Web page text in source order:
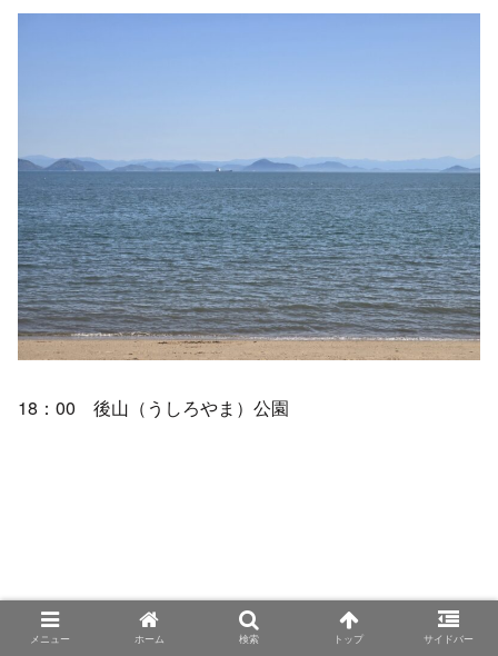
18：00 後山（うしろやま）公園
メニュー ホーム 検索 トップ サイドバー